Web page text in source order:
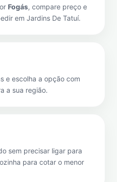
Fogás, compare preço e
em Jardins De Tatuí.
e escolha a opção com
a sua região.
sem precisar ligar para
para cotar o menor